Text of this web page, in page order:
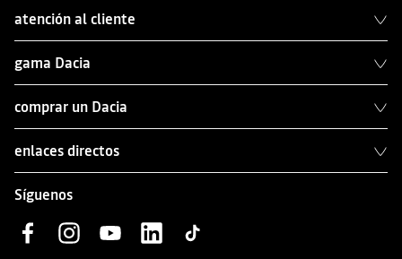
atención al cliente
gama Dacia
comprar un Dacia
enlaces directos
Síguenos